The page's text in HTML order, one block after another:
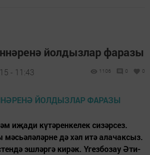
йолдызлар фаразы
- 11:43 1106 0 0
иҗади күтәренкелек сизәрсез.
мәсьәләләрне дә хәл итә алачаксыз.
эшләргә кирәк. Үгезбозау Әти-